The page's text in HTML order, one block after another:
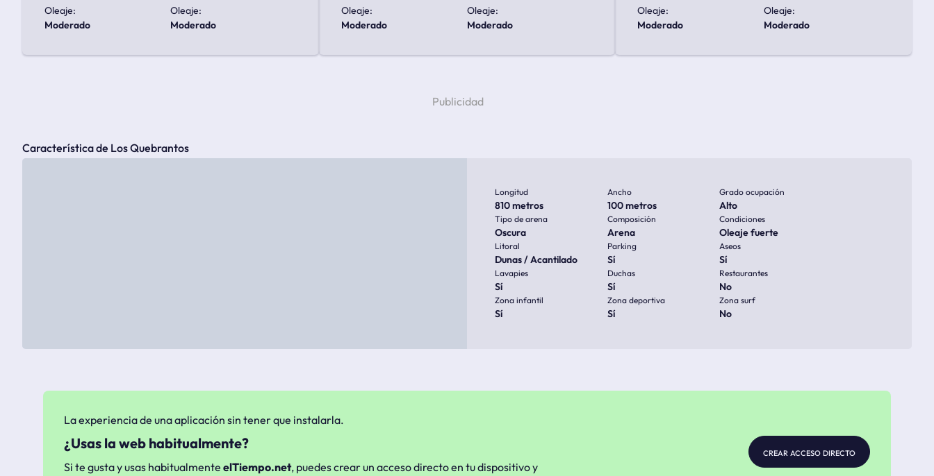
Oleaje:
moderado
Oleaje:
moderado
Oleaje:
moderado
Oleaje:
moderado
Oleaje:
moderado
Oleaje:
moderado
Característica de Los Quebrantos
Longitud
810 metros
Ancho
100 metros
Grado ocupación
Alto
Tipo de arena
Oscura
Composición
Arena
Condiciones
Oleaje fuerte
Litoral
Dunas / Acantilado
Parking
Sí
Aseos
Sí
Lavapies
Sí
Duchas
Sí
Restaurantes
No
Zona infantil
Sí
Zona deportiva
Sí
Zona surf
No
La experiencia de una aplicación sin tener que instalarla.
¿Usas la web habitualmente?
Si te gusta y usas habitualmente elTiempo.net, puedes crear un acceso directo en tu dispositivo y
crear acceso directo